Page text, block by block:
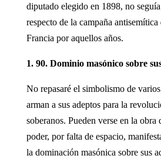
diputado elegido en 1898, no
respecto de la campaña antisemítica
Francia por aquellos años.
1. 90. Dominio masónico sobre
No repasaré el simbolismo de
arman a sus adeptos para la
soberanos. Pueden verse en la
poder, por falta de espacio,
la dominación masónica sobre sus